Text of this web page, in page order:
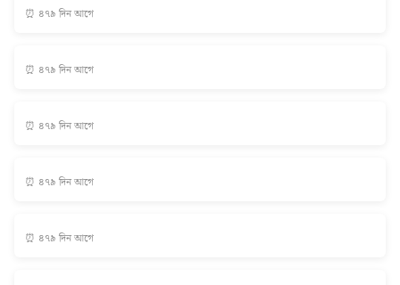
⏰ ৪৭৯ দিন আগে
⏰ ৪৭৯ দিন আগে
⏰ ৪৭৯ দিন আগে
⏰ ৪৭৯ দিন আগে
⏰ ৪৭৯ দিন আগে